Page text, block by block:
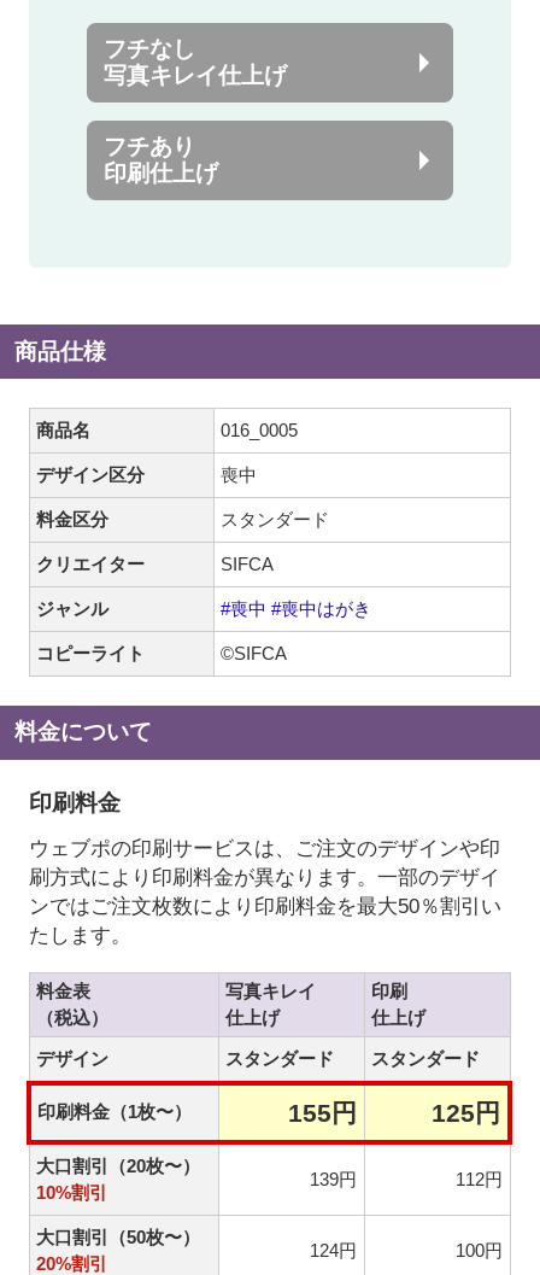
フチなし
写真キレイ仕上げ
フチあり
印刷仕上げ
商品仕様
商品名 016_0005
デザイン区分 喪中
料金区分 スタンダード
クリエイター SIFCA
ジャンル #喪中 #喪中はがき
コピーライト ©SIFCA
料金について
印刷料金
ウェブポの印刷サービスは、ご注文のデザインや印
刷方式により印刷料金が異なります。一部のデザイ
ンではご注文枚数により印刷料金を最大50％割引い
たします。
料金表
（税込）
写真キレイ
仕上げ
印刷
仕上げ
デザイン
スタンダード スタンダード
印刷料金（1枚〜） 155円 125円
大口割引（20枚〜）
10%割引
139円 112円
大口割引（50枚〜）
20%割引
124円 100円